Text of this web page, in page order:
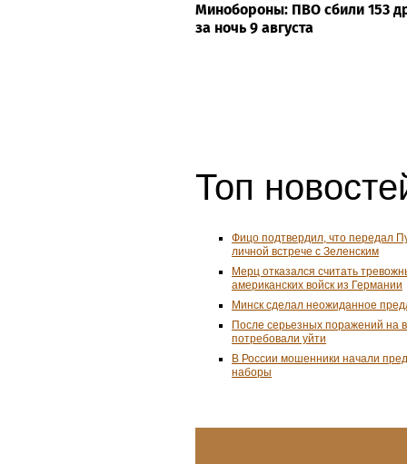
Минобороны: ПВО сбили 153
за ночь 9 августа
Топ
Фицо подтвердил, что передал
личной встрече с Зеленским
Мерц отказался считать
американских войск из Германии
Минск сделал неожиданное
После серьезных поражений на
потребовали уйти
В России мошенники начали
наборы